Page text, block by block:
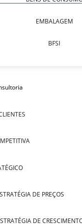
EMBALAGEM
BFSI
DE PREÇOS
DE